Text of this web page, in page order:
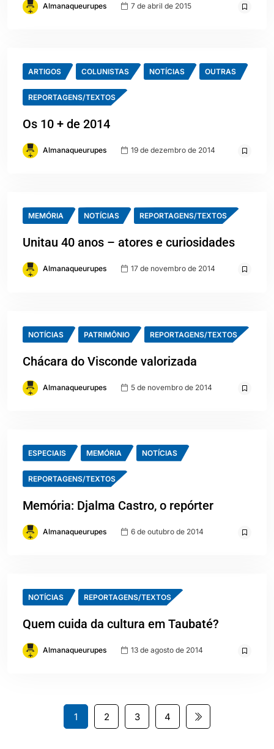
Almanaqueurupes 7 de abril de 2015
ARTIGOS COLUNISTAS NOTÍCIAS OUTRAS
REPORTAGENS/TEXTOS
Os 10 + de 2014
Almanaqueurupes 19 de dezembro de 2014
MEMÓRIA NOTÍCIAS REPORTAGENS/TEXTOS
Unitau 40 anos – atores e curiosidades
Almanaqueurupes 17 de novembro de 2014
NOTÍCIAS PATRIMÔNIO REPORTAGENS/TEXTOS
Chácara do Visconde valorizada
Almanaqueurupes 5 de novembro de 2014
ESPECIAIS MEMÓRIA NOTÍCIAS
REPORTAGENS/TEXTOS
Memória: Djalma Castro, o repórter
Almanaqueurupes 6 de outubro de 2014
NOTÍCIAS REPORTAGENS/TEXTOS
Quem cuida da cultura em Taubaté?
Almanaqueurupes 13 de agosto de 2014
1 2 3 4